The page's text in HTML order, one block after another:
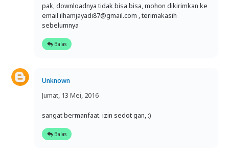
pak, downloadnya tidak bisa bisa, mohon dikirimkan ke
email ilhamjayadi87@gmail.com , terimakasih
sebelumnya
Balas
Unknown
Jumat, 13 Mei, 2016
sangat bermanfaat. izin sedot gan, :)
Balas